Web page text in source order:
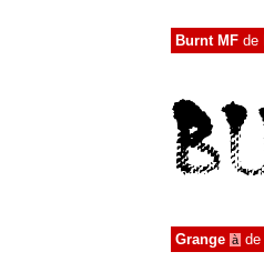
Burnt MF de
Grange à de